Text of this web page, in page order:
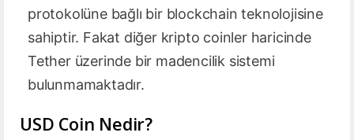
protokolüne bağlı bir blockchain teknolojisine
sahiptir. Fakat diğer kripto coinler haricinde
Tether üzerinde bir madencilik sistemi
bulunmamaktadır.
USD Coin Nedir?